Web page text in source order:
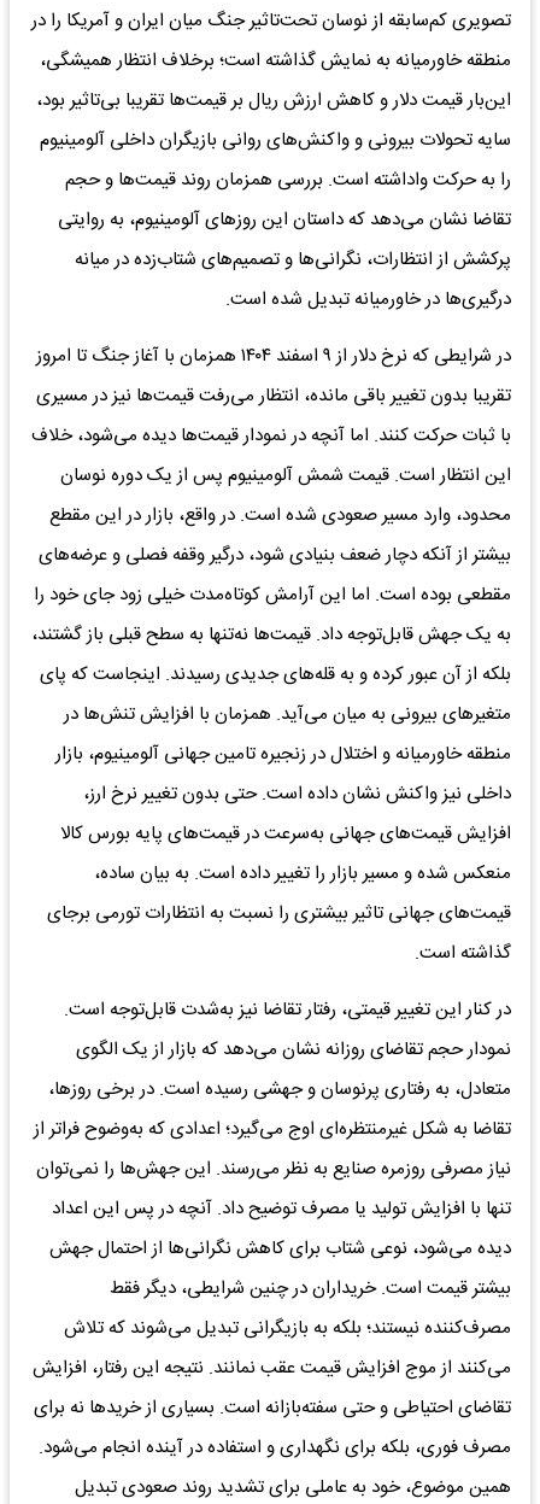
تصویری کم‌سابقه از نوسان تحت‌تاثیر جنگ میان ایران و آمریکا را در
منطقه خاورمیانه به نمایش گذاشته است؛ برخلاف انتظار همیشگی،
این‌بار قیمت دلار و کاهش ارزش ریال بر قیمت‌ها تقریبا بی‌تاثیر بود،
سایه تحولات بیرونی و واکنش‌های روانی بازیگران داخلی آلومینیوم
را به حرکت واداشته است. بررسی همزمان روند قیمت‌ها و حجم
تقاضا نشان می‌دهد که داستان این روزهای آلومینیوم، به روایتی
پرکشش از انتظارات، نگرانی‌ها و تصمیم‌های شتاب‌زده در میانه
درگیری‌ها در خاورمیانه تبدیل شده است.
در شرایطی که نرخ دلار از ۹ اسفند ۱۴۰۴ همزمان با آغاز جنگ تا امروز
تقریبا بدون تغییر باقی مانده، انتظار می‌رفت قیمت‌ها نیز در مسیری
با ثبات حرکت کنند. اما آنچه در نمودار قیمت‌ها دیده می‌شود، خلاف
این انتظار است. قیمت شمش آلومینیوم پس از یک دوره نوسان
محدود، وارد مسیر صعودی شده است. در واقع، بازار در این مقطع
بیشتر از آنکه دچار ضعف بنیادی شود، درگیر وقفه فصلی و عرضه‌های
مقطعی بوده است. اما این آرامش کوتاه‌مدت خیلی زود جای خود را
به یک جهش قابل‌توجه داد. قیمت‌ها نه‌تنها به سطح قبلی باز گشتند،
بلکه از آن عبور کرده و به قله‌های جدیدی رسیدند. اینجاست که پای
متغیرهای بیرونی به میان می‌آید. همزمان با افزایش تنش‌ها در
منطقه خاورمیانه و اختلال در زنجیره تامین جهانی آلومینیوم، بازار
داخلی نیز واکنش نشان داده است. حتی بدون تغییر نرخ ارز،
افزایش قیمت‌های جهانی به‌سرعت در قیمت‌های پایه بورس کالا
منعکس شده و مسیر بازار را تغییر داده است. به بیان ساده،
قیمت‌های جهانی تاثیر بیشتری را نسبت به انتظارات تورمی برجای
گذاشته است.
در کنار این تغییر قیمتی، رفتار تقاضا نیز به‌شدت قابل‌توجه است.
نمودار حجم تقاضای روزانه نشان می‌دهد که بازار از یک الگوی
متعادل، به رفتاری پرنوسان و جهشی رسیده است. در برخی روزها،
تقاضا به شکل غیرمنتظره‌ای اوج می‌گیرد؛ اعدادی که به‌وضوح فراتر از
نیاز مصرفی روزمره صنایع به نظر می‌رسند. این جهش‌ها را نمی‌توان
تنها با افزایش تولید یا مصرف توضیح داد. آنچه در پس این اعداد
دیده می‌شود، نوعی شتاب برای کاهش نگرانی‌ها از احتمال جهش
بیشتر قیمت است. خریداران در چنین شرایطی، دیگر فقط
مصرف‌کننده نیستند؛ بلکه به بازیگرانی تبدیل می‌شوند که تلاش
می‌کنند از موج افزایش قیمت عقب نمانند. نتیجه این رفتار، افزایش
تقاضای احتیاطی و حتی سفته‌بازانه است. بسیاری از خریدها نه برای
مصرف فوری، بلکه برای نگهداری و استفاده در آینده انجام می‌شود.
همین موضوع، خود به عاملی برای تشدید روند صعودی تبدیل